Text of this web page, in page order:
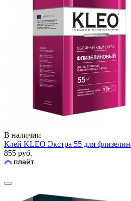
В наличии
Клей KLEO Экстра 55 для
855 руб.